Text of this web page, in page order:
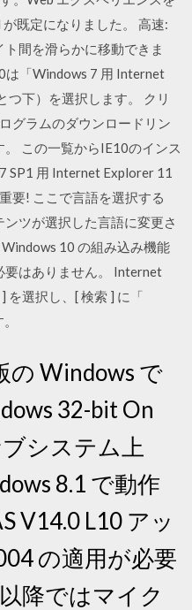
既定になりました。 高速:
間を滑らかに移動できま
「Windows 7 用 Internet
下）を選択します。 クリ
グラムのダウンロードリン
この一覧からIE10のインス
SP1 用 Internet Explorer 11
要! ここで言語を選択する
ツが選択した言語に変更さ
10 の組み込み機能
要はありません。 Internet
を選択し、[ 検索 ] に「
の Windows で
32-bit On
システム上
8.1 で動作
V14.0 L10 アッ
の適用が必要
降ではマイク